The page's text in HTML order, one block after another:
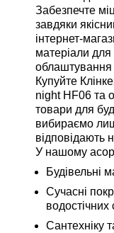
Забезпечте
завдяки
інтернет-
матеріали для
облаштування
Купуйте
night HF06 та
товари для
вибираємо
відповідають
У нашому
Будівельні
Сучасні
водостічних
Сантехніку